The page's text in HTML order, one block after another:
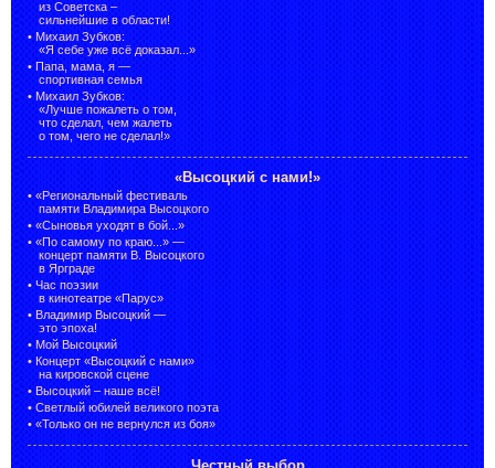
из Советска –
сильнейшие в области!
• Михаил Зубков:
«Я себе уже всё доказал...»
• Папа, мама, я —
спортивная семья
• Михаил Зубков:
«Лучше пожалеть о том,
что сделал, чем жалеть
о том, чего не сделал!»
«Высоцкий с нами!»
• «Региональный фестиваль
памяти Владимира Высоцкого
• «Сыновья уходят в бой...»
• «По самому по краю...» —
концерт памяти В. Высоцкого
в Ярграде
• Час поэзии
в кинотеатре «Парус»
• Владимир Высоцкий —
это эпоха!
• Мой Высоцкий
• Концерт «Высоцкий с нами»
на кировской сцене
• Высоцкий – наше всё!
• Светлый юбилей великого поэта
• «Только он не вернулся из боя»